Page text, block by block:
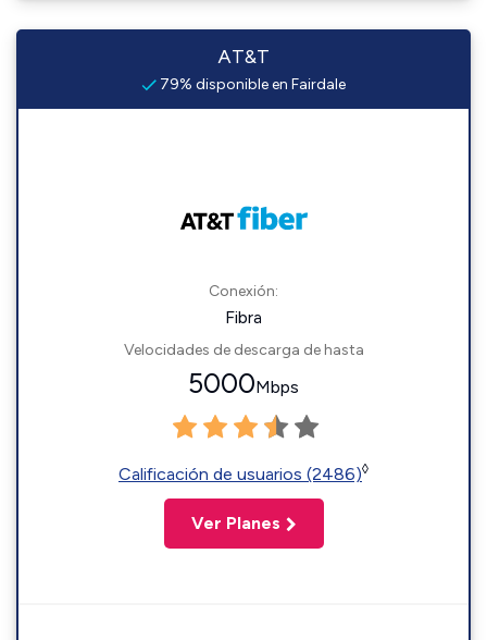
AT&T
79% disponible en Fairdale
Conexión:
Fibra
Velocidades de descarga de hasta
5000Mbps
Calificación de usuarios (2486)◊
Ver Planes